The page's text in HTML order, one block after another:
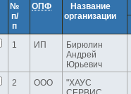
№
п/
п
ОПФ
Название
организации
1 ИП
Бирюлин
Андрей
Юрьевич
2
ООО
"ХАУС